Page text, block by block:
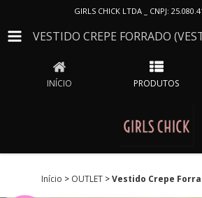
GIRLS CHICK LTDA _ CNPJ:
VESTIDO CREPE FORRADO
INÍCIO PRODUTOS
Início > OUTLET >Vestido Crepe